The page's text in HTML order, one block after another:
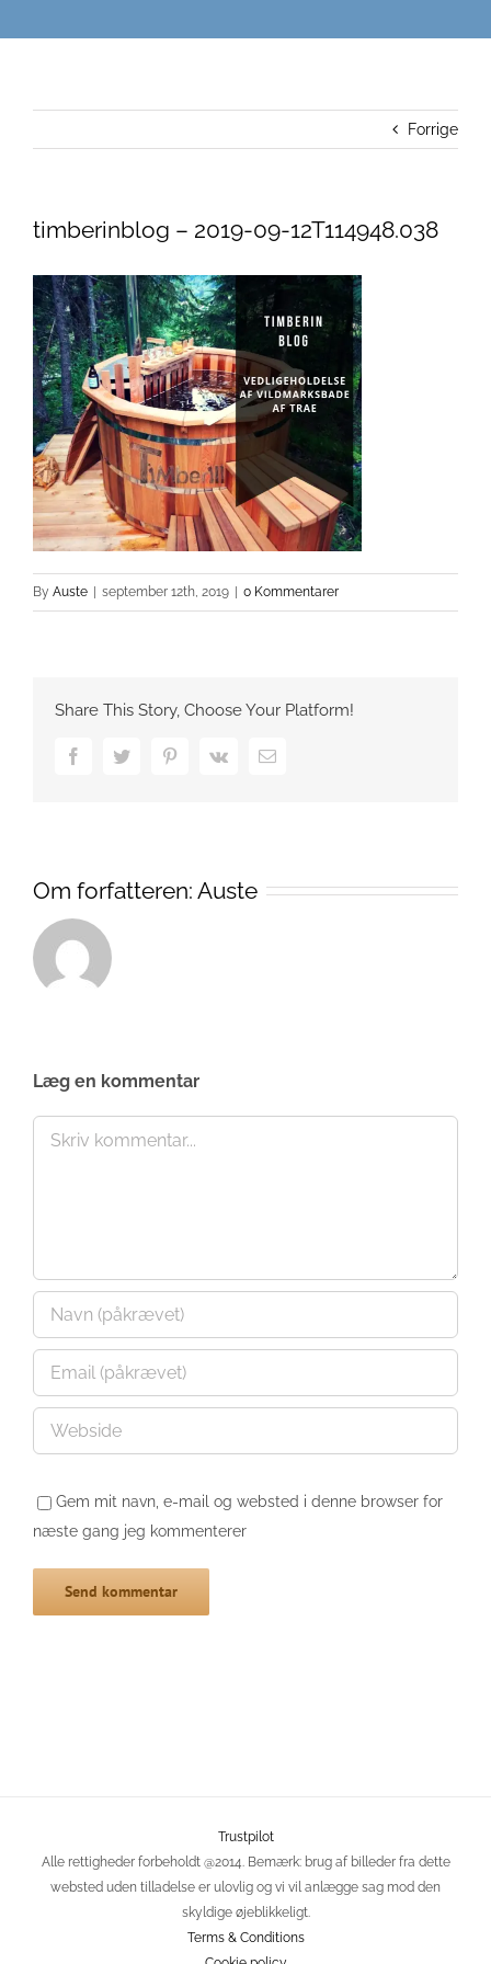
Forrige
timberinblog – 2019-09-12T114948.038
By Auste | september 12th, 2019 | 0 Kommentarer
Share This Story, Choose Your Platform!
FacebookTwitter PinterestVk Email
Om forfatteren: Auste
Læg en kommentar
Comment
Gem mit navn, e-mail og websted i denne browser for
næste gang jeg kommenterer
Trustpilot
Alle rettigheder forbeholdt @2014. Bemærk: brug af billeder fra dette
websted uden tilladelse er ulovlig og vi vil anlægge sag mod den
skyldige øjeblikkeligt.
Terms & Conditions